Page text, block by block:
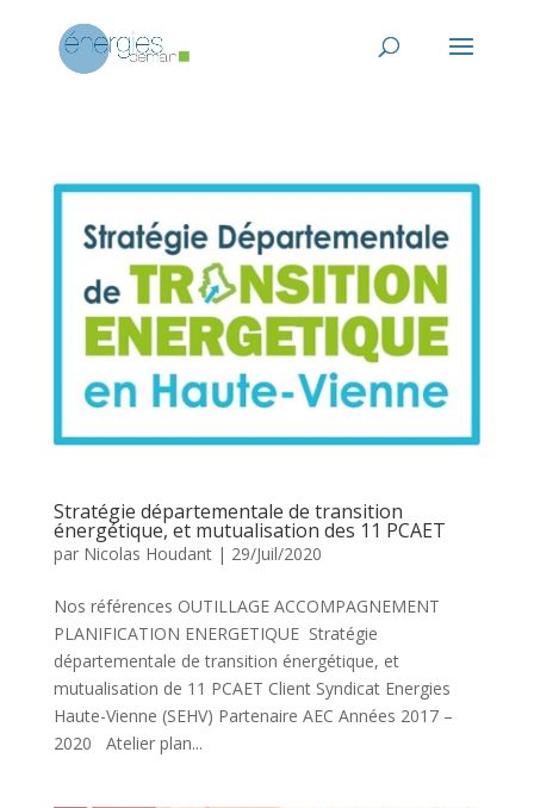
Stratégie départementale de transition
énergétique, et mutualisation des 11 PCAET
par Nicolas Houdant| 29/Juil/2020
Nos références OUTILLAGE ACCOMPAGNEMENT
PLANIFICATION ENERGETIQUE Stratégie
départementale de transition énergétique, et
mutualisation de 11 PCAET Client Syndicat Energies
Haute-Vienne (SEHV) Partenaire AEC Années 2017 –
2020 Atelier plan...